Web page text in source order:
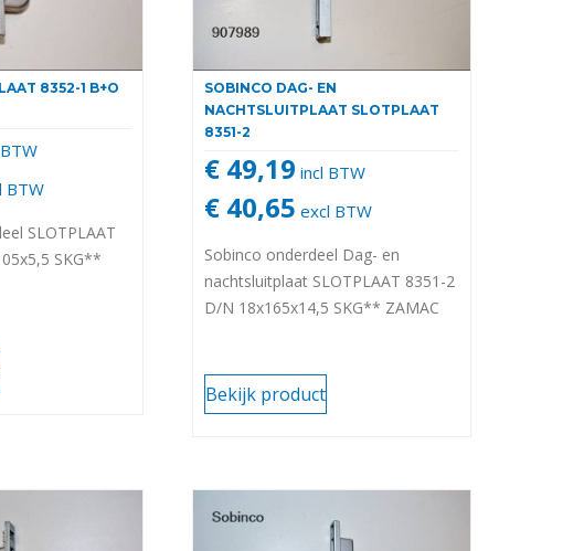
8352-1 B+O
BTW
SLOTPLAAT
SKG**
SOBINCO DAG- EN
NACHTSLUITPLAAT SLOTPLAAT
8351-2
€ 49,19 incl BTW
€ 40,65 excl BTW
Sobinco onderdeel Dag- en
nachtsluitplaat SLOTPLAAT 8351-2
D/N 18x165x14,5 SKG** ZAMAC
Bekijk product